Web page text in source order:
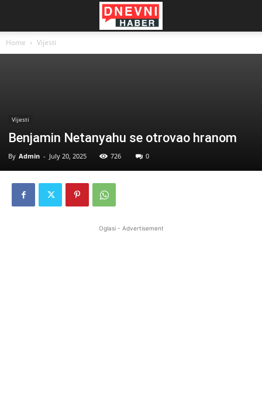
Home Vijesti
Vijesti
Benjamin Netanyahu se otrovao hranom
By Admin - July 20, 2025 726 0
Oglasi - Advertisement